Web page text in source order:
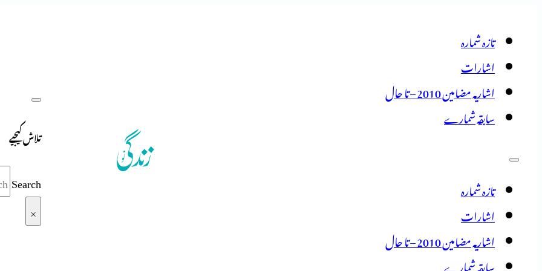
تازہ شمارہ
اشارات
اشاریہ مضامین 2010 – تا حال
سابقہ شمارے
تازہ شمارہ
اشارات
اشاریہ مضامین 2010 – تا حال
سابقہ شمارے
تلاش کیجیے
Search
×